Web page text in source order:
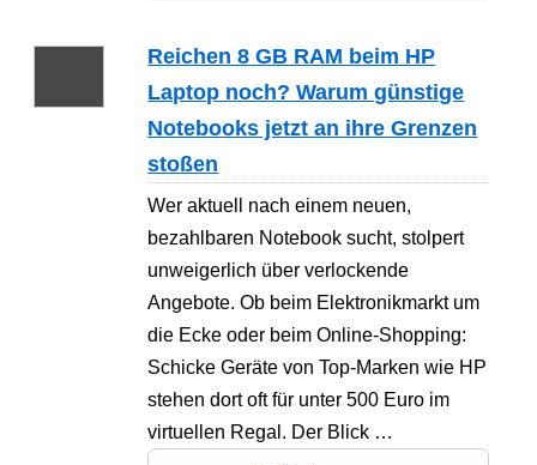
Reichen 8 GB RAM beim HP
Laptop noch? Warum günstige
Notebooks jetzt an ihre Grenzen
stoßen
Wer aktuell nach einem neuen,
bezahlbaren Notebook sucht, stolpert
unweigerlich über verlockende
Angebote. Ob beim Elektronikmarkt um
die Ecke oder beim Online-Shopping:
Schicke Geräte von Top-Marken wie HP
stehen dort oft für unter 500 Euro im
virtuellen Regal. Der Blick …